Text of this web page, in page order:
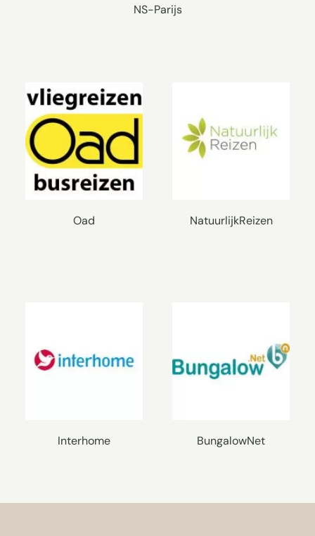
NS-Parijs
Oad NatuurlijkReizen
Interhome BungalowNet